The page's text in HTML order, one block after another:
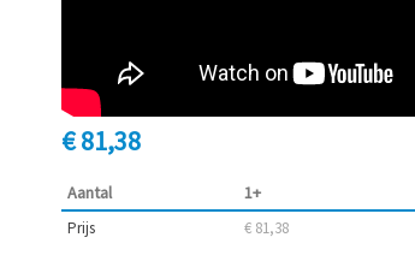
€ 81,38
Aantal 1+
Prijs € 81,38